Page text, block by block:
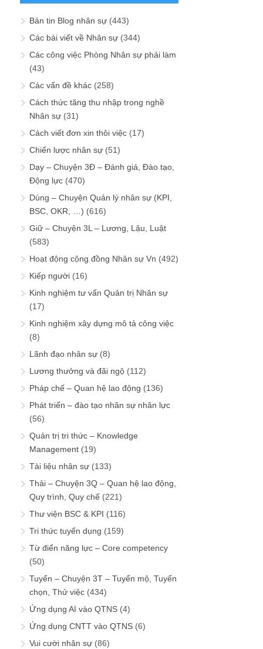
Bản tin Blog nhân sự (443)
Các bài viết về Nhân sự (344)
Các công việc Phòng Nhân sự phải làm
(43)
Các vấn đề khác (258)
Cách thức tăng thu nhập trong nghề
Nhân sự (31)
Cách viết đơn xin thôi việc (17)
Chiến lược nhân sự (51)
Dạy – Chuyện 3Đ – Đánh giá, Đào tạo,
Động lực (470)
Dùng – Chuyện Quản lý nhân sự (KPI,
BSC, OKR, …) (616)
Giữ – Chuyện 3L – Lương, Lậu, Luật
(583)
Hoạt động cộng đồng Nhân sự Vn (492)
Kiếp người (16)
Kinh nghiệm tư vấn Quản trị Nhân sự
(17)
Kinh nghiệm xây dựng mô tả công việc
(8)
Lãnh đạo nhân sự (8)
Lương thưởng và đãi ngộ (112)
Pháp chế – Quan hệ lao động (136)
Phát triển – đào tạo nhân sự nhân lực
(56)
Quản trị tri thức – Knowledge
Management (19)
Tài liệu nhân sự (133)
Thải – Chuyện 3Q – Quan hệ lao động,
Quy trình, Quy chế (221)
Thư viện BSC & KPI (116)
Tri thức tuyển dụng (159)
Từ điển năng lực – Core competency
(50)
Tuyển – Chuyện 3T – Tuyển mộ, Tuyển
chọn, Thử việc (434)
Ứng dụng AI vào QTNS (4)
Ứng dụng CNTT vào QTNS (6)
Vui cười nhân sự (86)